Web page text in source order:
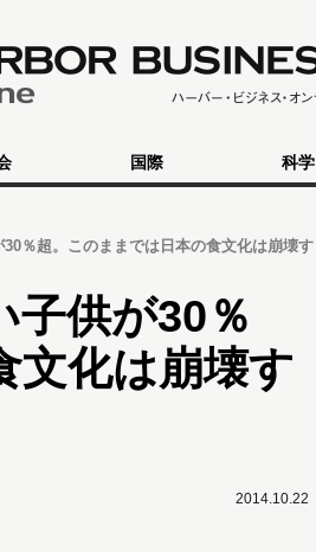
国際 科学
％超。このままでは日本の食文化は崩壊す
子供が30％
文化は崩壊す
2014.10.22